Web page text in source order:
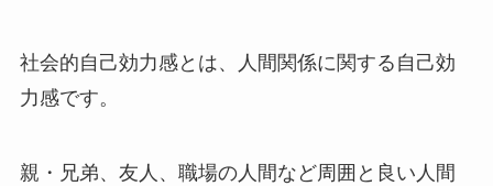
社会的自己効力感とは、人間関係に関する自己効
力感です。
親・兄弟、友人、職場の人間など周囲と良い人間